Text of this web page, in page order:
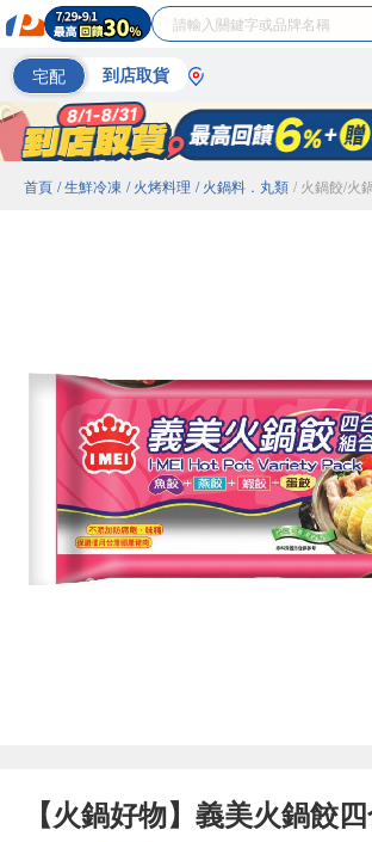
宅配 到店取貨
首頁 / 生鮮冷凍 / 火烤料理 / 火鍋料．丸類 / 火鍋餃/火
【火鍋好物】義美火鍋餃